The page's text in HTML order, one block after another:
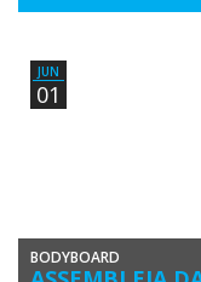
JUN
01
BODYBOARD